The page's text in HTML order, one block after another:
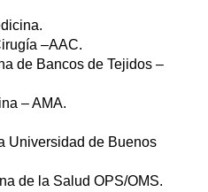
–AAC.
de Bancos de Tejidos –
– AMA.
Universidad de Buenos
de la Salud OPS/OMS.